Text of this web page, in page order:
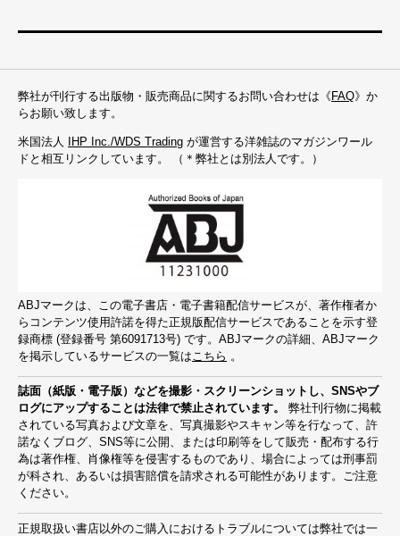
弊社が刊行する出版物・販売商品に関するお問い合わせは《 FAQ》か
らお願い致します。
米国法人 IHP Inc./WDS Trading が運営する洋雑誌のマガジンワール
ドと相互リンクしています。 （＊弊社とは別法人です。）
ABJマークは、この電子書店・電子書籍配信サービスが、著作権者か
らコンテンツ使用許諾を得た正規版配信サービスであることを示す登
録商標 (登録番号 第6091713号) です。ABJマークの詳細、ABJマーク
を掲示しているサービスの一覧は こちら 。
誌面（紙版・電子版）などを撮影・スクリーンショットし、SNSやブ
ログにアップすることは法律で禁止されています。
弊社刊行物に掲載
されている写真および文章を、写真撮影やスキャン等を行なって、許
諾なくブログ、SNS等に公開、または印刷等をして販売・配布する行
為は著作権、肖像権等を侵害するものであり、場合によっては刑事罰
が科され、あるいは損害賠償を請求される可能性があります。ご注意
ください。
正規取扱い書店以外のご購入におけるトラブルについては弊社では一